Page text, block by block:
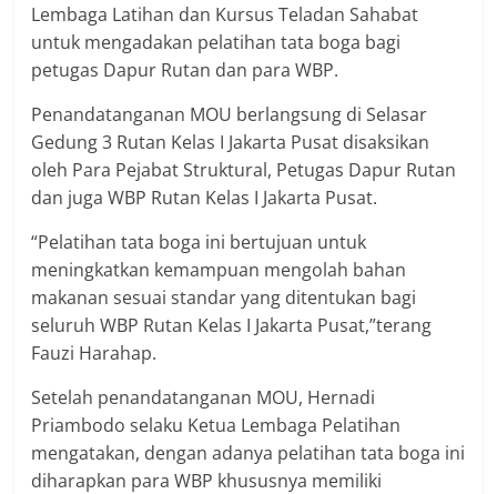
Lembaga Latihan dan Kursus Teladan Sahabat
untuk mengadakan pelatihan tata boga bagi
petugas Dapur Rutan dan para WBP.
Penandatanganan MOU berlangsung di Selasar
Gedung 3 Rutan Kelas I Jakarta Pusat disaksikan
oleh Para Pejabat Struktural, Petugas Dapur Rutan
dan juga WBP Rutan Kelas I Jakarta Pusat.
“Pelatihan tata boga ini bertujuan untuk
meningkatkan kemampuan mengolah bahan
makanan sesuai standar yang ditentukan bagi
seluruh WBP Rutan Kelas I Jakarta Pusat,”terang
Fauzi Harahap.
Setelah penandatanganan MOU, Hernadi
Priambodo selaku Ketua Lembaga Pelatihan
mengatakan, dengan adanya pelatihan tata boga ini
diharapkan para WBP khususnya memiliki